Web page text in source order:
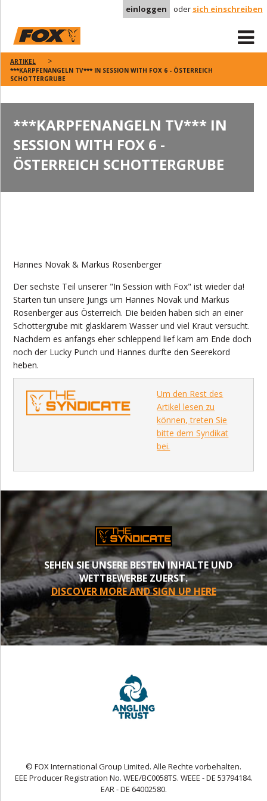
einloggen oder sich einschreiben
ARTIKEL
***KARPFENANGELN TV*** IN SESSION WITH FOX 6 - ÖSTERREICH
SCHOTTERGRUBE
***KARPFENANGELN TV*** IN
SESSION WITH FOX 6 -
ÖSTERREICH SCHOTTERGRUBE
Hannes Novak & Markus Rosenberger
Der sechste Teil unserer "In Session with Fox" ist wieder da!
Starten tun unsere Jungs um Hannes Novak und Markus
Rosenberger aus Österreich. Die beiden haben sich an einer
Schottergrube mit glasklarem Wasser und viel Kraut versucht.
Nachdem es anfangs eher schleppend lief kam am Ende doch
noch der Lucky Punch und Hannes durfte den Seerekord
heben.
Um den Rest des
Artikel lesen zu
können, treten Sie
bitte dem Syndikat
bei.
SEHEN SIE UNSERE BESTEN INHALTE UND
WETTBEWERBE ZUERST.
DISCOVER MORE AND SIGN UP HERE
© FOX International Group Limited. Alle Rechte vorbehalten.
EEE Producer Registration No. WEE/BC0058TS. WEEE - DE 53794184.
EAR - DE 64002580.